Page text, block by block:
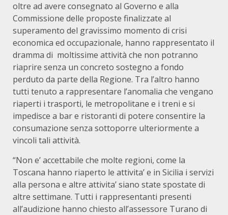
oltre ad avere consegnato al Governo e alla
Commissione delle proposte finalizzate al
superamento del gravissimo momento di crisi
economica ed occupazionale, hanno rappresentato il
dramma di moltissime attività che non potranno
riaprire senza un concreto sostegno a fondo
perduto da parte della Regione. Tra l’altro hanno
tutti tenuto a rappresentare l’anomalia che vengano
riaperti i trasporti, le metropolitane e i treni e si
impedisce a bar e ristoranti di potere consentire la
consumazione senza sottoporre ulteriormente a
vincoli tali attività.
“Non e’ accettabile che molte regioni, come la
Toscana hanno riaperto le attivita’ e in Sicilia i servizi
alla persona e altre attivita’ siano state spostate di
altre settimane. Tutti i rappresentanti presenti
all’audizione hanno chiesto all’assessore Turano di